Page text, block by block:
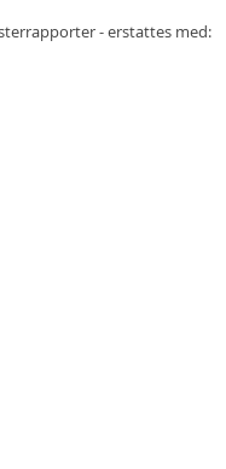
- erstattes med: